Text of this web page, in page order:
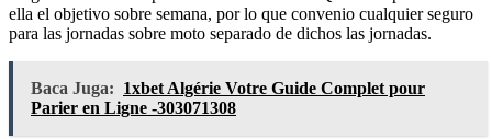
ella el objetivo sobre semana, por lo que convenio cualquier seguro
para las jornadas sobre moto separado de dichos las jornadas.
Baca Juga: 1xbet Algérie Votre Guide Complet pour
Parier en Ligne -303071308